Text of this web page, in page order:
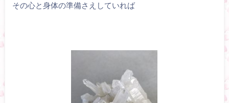
その心と身体の準備さえしていれば